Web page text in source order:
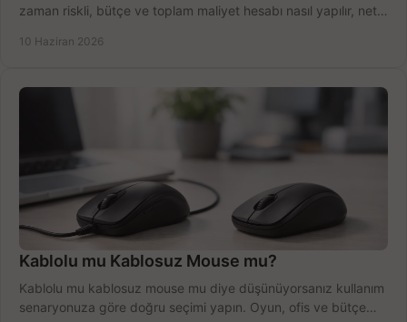
zaman riskli, bütçe ve toplam maliyet hesabı nasıl yapılır, net
10 Haziran 2026
Kablolu mu Kablosuz Mouse mu?
Kablolu mu kablosuz mouse mu diye düşünüyorsanız kullanım
senaryonuza göre doğru seçimi yapın. Oyun, ofis ve bütçe